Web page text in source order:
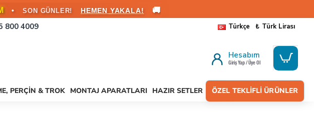
• SON GÜNLER! HEMEN YAKALA! 🚚
800 4009 Türkçe ₺ Türk Lirası
Hesabım
Giriş Yap / Üye Ol
PERÇIN & TROK MONTAJ APARATLARI HAZIR SETLER ÖZEL TEKLIFLI ÜRÜNLER